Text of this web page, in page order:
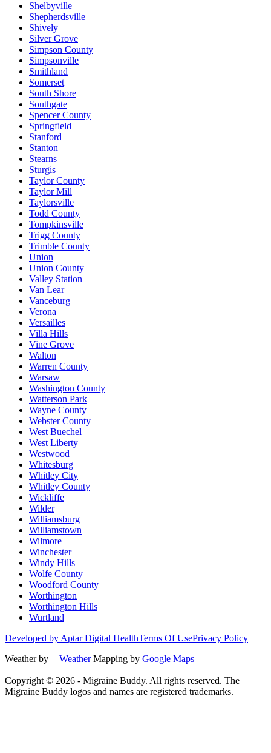
Shelbyville
Shepherdsville
Shively
Silver Grove
Simpson County
Simpsonville
Smithland
Somerset
South Shore
Southgate
Spencer County
Springfield
Stanford
Stanton
Stearns
Sturgis
Taylor County
Taylor Mill
Taylorsville
Todd County
Tompkinsville
Trigg County
Trimble County
Union
Union County
Valley Station
Van Lear
Vanceburg
Verona
Versailles
Villa Hills
Vine Grove
Walton
Warren County
Warsaw
Washington County
Watterson Park
Wayne County
Webster County
West Buechel
West Liberty
Westwood
Whitesburg
Whitley City
Whitley County
Wickliffe
Wilder
Williamsburg
Williamstown
Wilmore
Winchester
Windy Hills
Wolfe County
Woodford County
Worthington
Worthington Hills
Wurtland
Developed by Aptar Digital HealthTerms Of UsePrivacy Policy
Weather by
WeatherMapping by Google Maps
Copyright © 2026 - Migraine Buddy. All rights reserved. The
Migraine Buddy logos and names are registered trademarks.